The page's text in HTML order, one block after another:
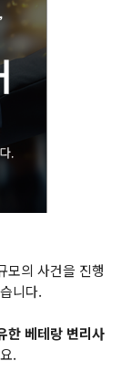
모의 사건을 진행
니다.
한 베테랑 변리사
.